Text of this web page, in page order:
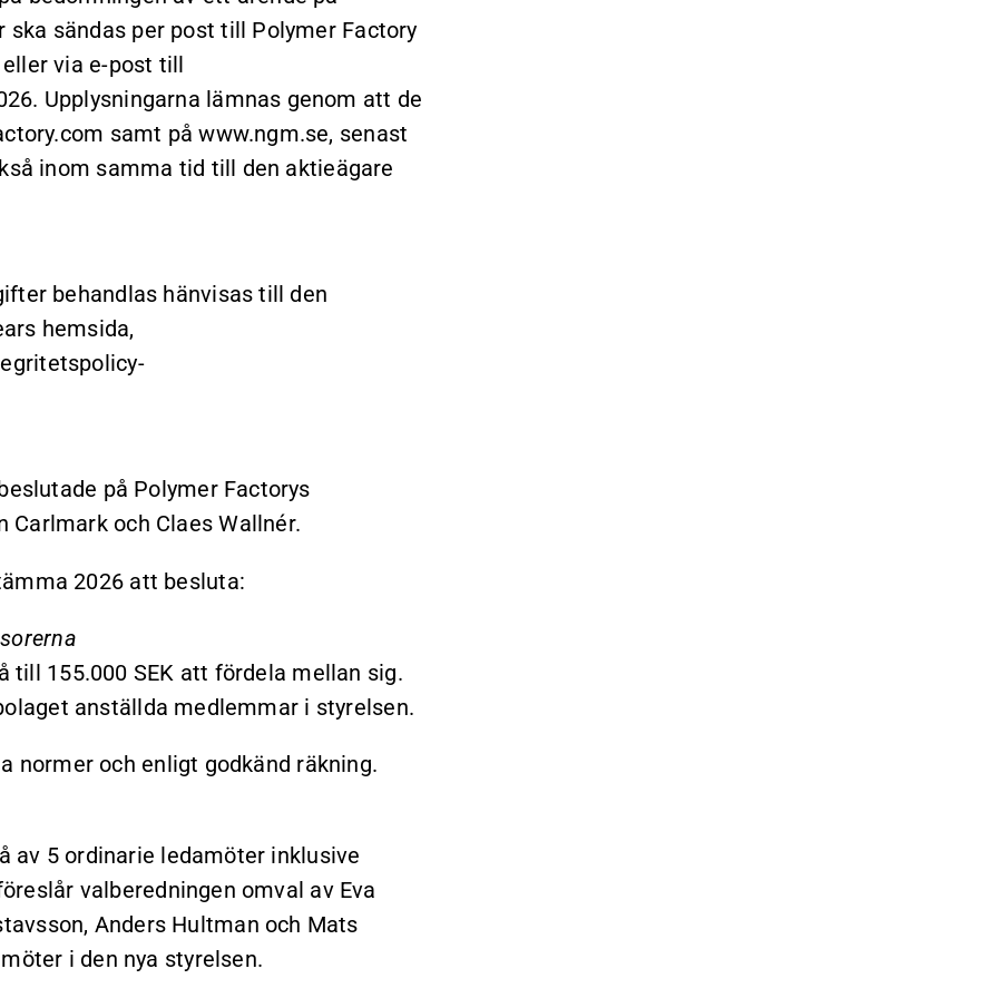
ska sändas per post till Polymer Factory
eller via e-post till
Upplysningarna lämnas genom att de
samt på www.ngm.se, senast
inom samma tid till den aktieägare
behandlas hänvisas till den
hemsida,
på Polymer Factorys
och Claes Wallnér.
2026 att besluta:
till 155.000 SEK att fördela mellan sig.
anställda medlemmar i styrelsen.
normer och enligt godkänd räkning.
av 5 ordinarie ledamöter inklusive
valberedningen omval av Eva
Anders Hultman och Mats
i den nya styrelsen.